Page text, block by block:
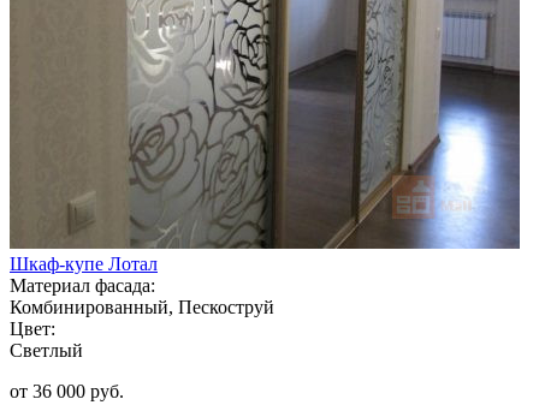
Шкаф-купе Лотал
Материал фасада:
Комбинированный, Пескоструй
Цвет:
Светлый
от 36 000 руб.